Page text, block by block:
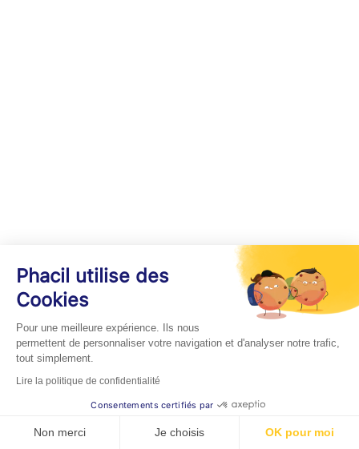
Phacil utilise des
Cookies
Pour une meilleure expérience. Ils nous
permettent de personnaliser votre navigation et d'analyser notre trafic,
tout simplement.
Lire la politique de confidentialité
Consentements certifiés par
Non merci Je choisis OK pour moi